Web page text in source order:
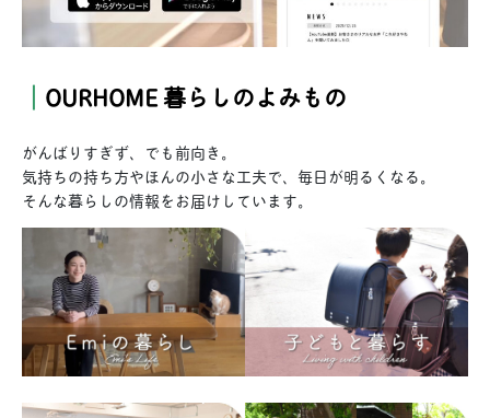
｜ OURHOME 暮らしのよみもの
がんばりすぎず、でも前向き。
気持ちの持ち方やほんの小さな工夫で、毎日が明るくなる。
そんな暮らしの情報をお届けしています。